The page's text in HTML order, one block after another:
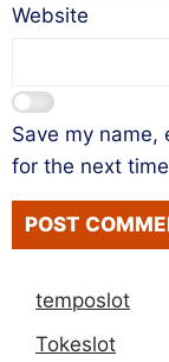
Website
Save my
for the next
temposlot
Tokeslot